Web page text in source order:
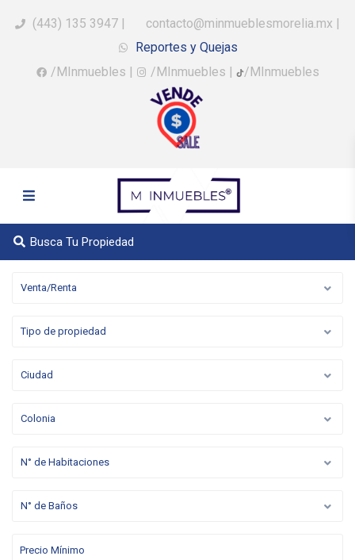
(443) 135 3947 | contacto@minmueblesmorelia.mx |
Reportes y Quejas
/MInmuebles | /MInmuebles | /MInmuebles
Busca Tu Propiedad
Venta/Renta
Tipo de propiedad
Ciudad
Colonia
N° de Habitaciones
N° de Baños